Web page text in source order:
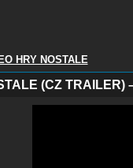
HRY NOSTALE
(CZ TRAILER)